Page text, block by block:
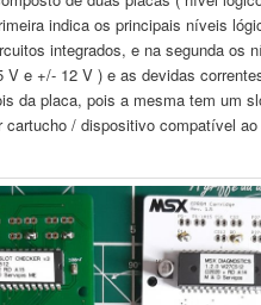
indica os principais níveis
integrados, e na segunda os
V e +/- 12 V ) e as devidas
da placa, pois a mesma tem um
cartucho / dispositivo compatível